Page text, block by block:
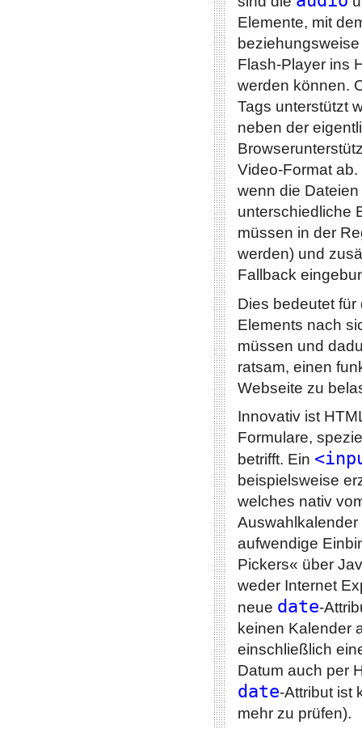
Elemente, mit
Flash-Player ins
werden können.
Tags unterstützt
neben der
Video-Format
wenn die
unterschiedliche
müssen in der
werden) und
Fallback
Dies bedeutet
Elements nach
müssen und
ratsam, einen
Webseite zu
Innovativ ist
Formulare,
betrifft. Ein
beispielsweise
welches nativ
aufwendige
Pickers« über
weder Internet
neue date-
keinen Kalender
einschließlich
Datum auch per
date-Attribut ist
mehr zu prüfen).